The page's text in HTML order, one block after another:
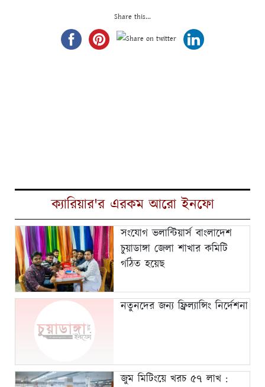
Share this...
ক্যারিয়ার'র এরকম আরো ইনফো
সংযোগ ভলান্টিয়ার্স বাংলাদেশ
চুয়াডাঙ্গা জেলা শাখার কমিটি
গঠিত হয়েছ
নতুনদের জন্য ফ্রিল্যান্সিং নির্দেশনা
জুম মিটিংয়ে খরচ ৫৭ লাখ :